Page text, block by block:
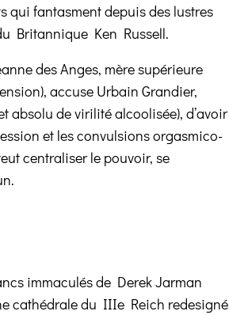
qui fantasment depuis des lustres
Britannique Ken Russell.
des Anges, mère supérieure
accuse Urbain Grandier,
absolu de virilité alcoolisée), d’avoir
et les convulsions orgasmico-
centraliser le pouvoir, se
immaculés de Derek Jarman
cathédrale du IIIe Reich redesigné